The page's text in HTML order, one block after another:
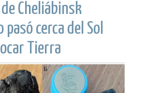
Cheliábinsk
cerca del Sol
Tierra